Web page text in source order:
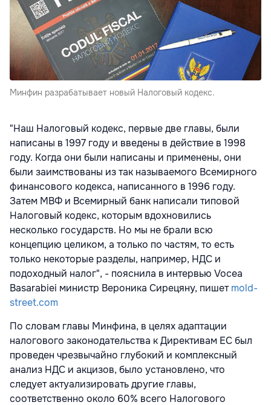
Минфин разрабатывает новый Налоговый кодекс.
"Наш Налоговый кодекс, первые две главы, были
написаны в 1997 году и введены в действие в 1998
году. Когда они были написаны и применены, они
были заимствованы из так называемого Всемирного
финансового кодекса, написанного в 1996 году.
Затем МВФ и Всемирный банк написали типовой
Налоговый кодекс, которым вдохновились
несколько государств. Но мы не брали всю
концепцию целиком, а только по частям, то есть
только некоторые разделы, например, НДС и
подоходный налог", - пояснила в интервью Vocea
Bаsarabiei министр Вероника Сирецяну, пишетmold-
street.com
По словам главы Минфина, в целях адаптации
налогового законодательства к Директивам ЕС был
проведен чрезвычайно глубокий и комплексный
анализ НДС и акцизов, было установлено, что
следует актуализировать другие главы,
соответственно около 60% всего Налогового